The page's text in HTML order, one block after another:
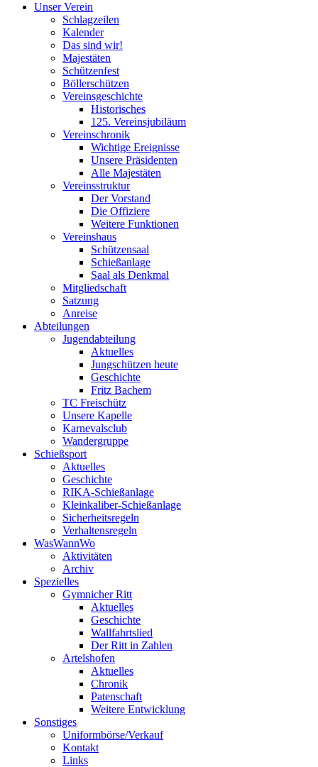
Unser Verein
Schlagzeilen
Kalender
Das sind wir!
Majestäten
Schützenfest
Böllerschützen
Vereinsgeschichte
Historisches
125. Vereinsjubiläum
Vereinschronik
Wichtige Ereignisse
Unsere Präsidenten
Alle Majestäten
Vereinsstruktur
Der Vorstand
Die Offiziere
Weitere Funktionen
Vereinshaus
Schützensaal
Schießanlage
Saal als Denkmal
Mitgliedschaft
Satzung
Anreise
Abteilungen
Jugendabteilung
Aktuelles
Jungschützen heute
Geschichte
Fritz Bachem
TC Freischütz
Unsere Kapelle
Karnevalsclub
Wandergruppe
Schießsport
Aktuelles
Geschichte
RIKA-Schießanlage
Kleinkaliber-Schießanlage
Sicherheitsregeln
Verhaltensregeln
WasWannWo
Aktivitäten
Archiv
Spezielles
Gymnicher Ritt
Aktuelles
Geschichte
Wallfahrtslied
Der Ritt in Zahlen
Artelshofen
Aktuelles
Chronik
Patenschaft
Weitere Entwicklung
Sonstiges
Uniformbörse/Verkauf
Kontakt
Links